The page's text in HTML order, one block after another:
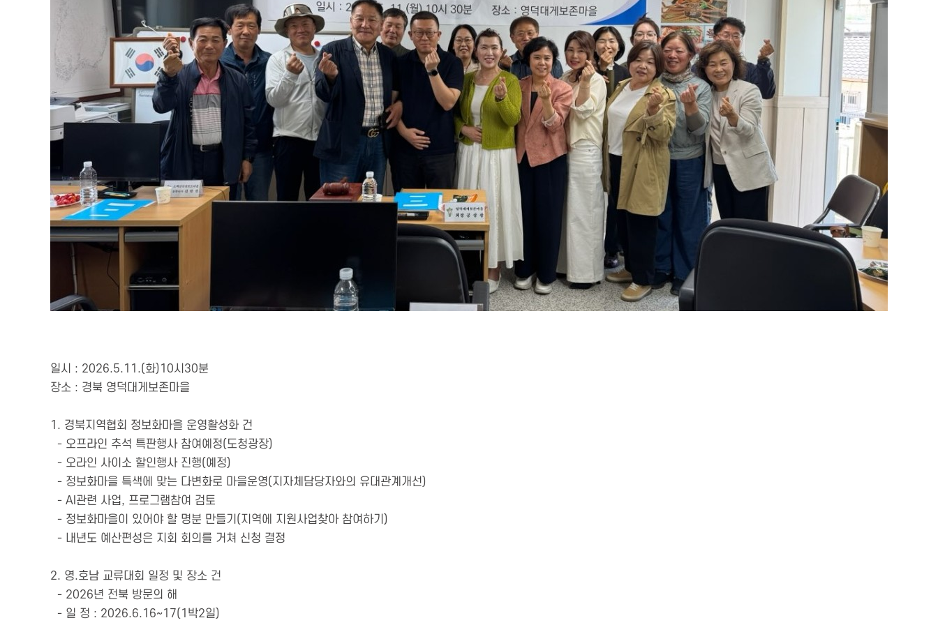
일시 : 2026.5.11.(화)10시30분
장소 : 경북 영덕대게보존마을
1. 경북지역협회 정보화마을 운영활성화 건
- 오프라인 추석 특판행사 참여예정(도청광장)
- 오라인 사이소 할인행사 진행(예정)
- 정보화마을 특색에 맞는 다변화로 마을운영(지자체담당자와의 유대관계개선)
- AI관련 사업, 프로그램참여 검토
- 정보화마을이 있어야 할 명분 만들기(지역에 지원사업찾아 참여하기)
- 내년도 예산편성은 지회 회의를 거쳐 신청 결정
2. 영.호남 교류대회 일정 및 장소 건
- 2026년 전북 방문의 해
- 일 정 : 2026.6.16~17(1박2일)